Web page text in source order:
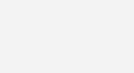
gewachsen
in Europa
Photovoltaikanlagen mit einer